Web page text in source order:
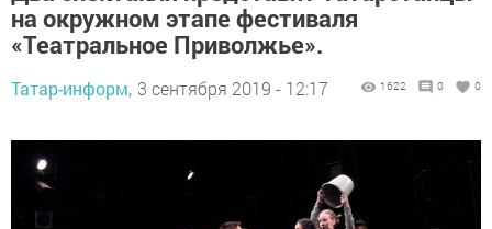
на окружном этапе фестиваля
«Театральное Приволжье».
Татар-информ, 3 сентября 2019 - 12:17 1622 0 0